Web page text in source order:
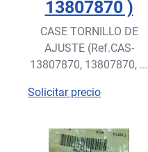
13807870 )
CASE TORNILLO DE
AJUSTE (Ref.CAS-
13807870, 13807870, ...
Solicitar precio